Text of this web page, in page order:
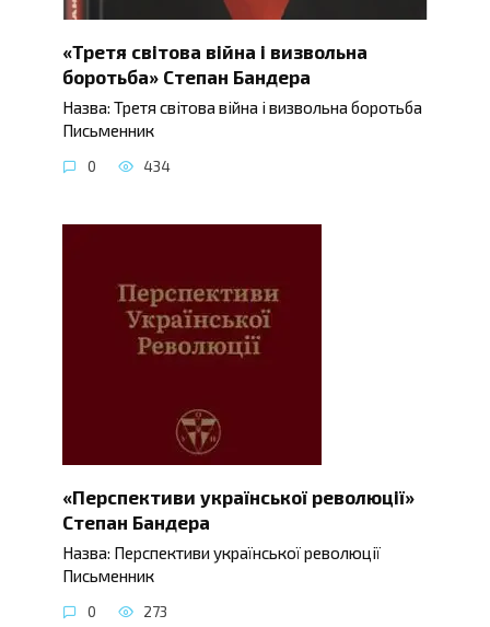
«Третя світова війна і визвольна
боротьба» Степан Бандера
Назва: Третя світова війна і визвольна боротьба
Письменник
0 434
«Перспективи української революції»
Степан Бандера
Назва: Перспективи української революції
Письменник
0 273